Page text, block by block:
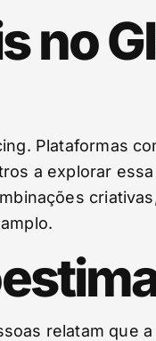
no
Plataformas
a explorar
relatam que